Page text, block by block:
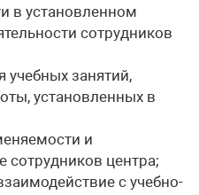
в установленном
сотрудников
учебных занятий,
установленных в
и
сотрудников центра;
с учебно-